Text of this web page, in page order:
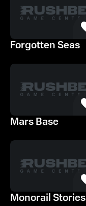
Forgotten Seas
Mars Base
Monorail Stories